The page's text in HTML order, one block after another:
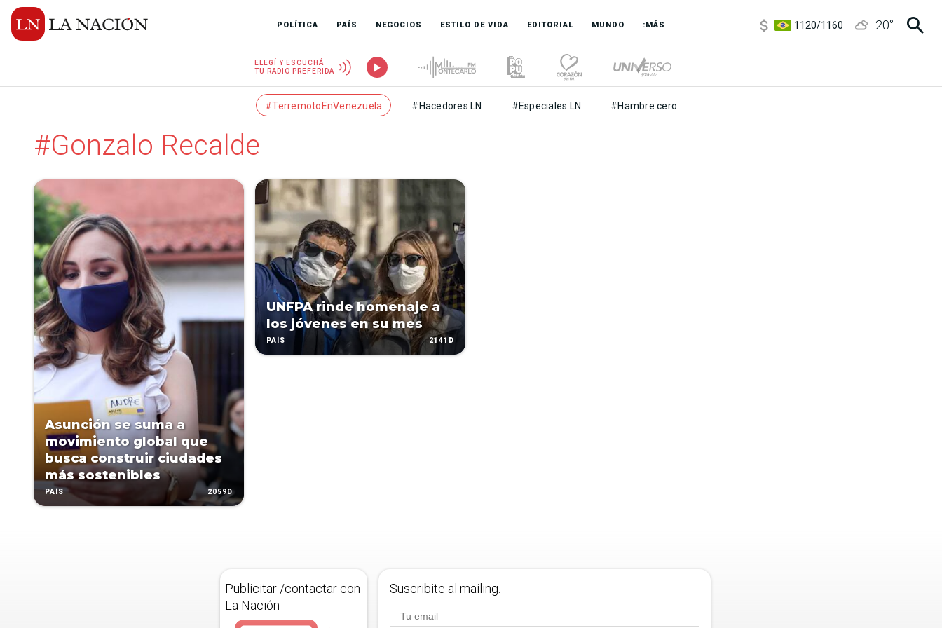
POLÍTICA PAÍS NEGOCIOS ESTILO DE VIDA EDITORIAL MUNDO :MÁS
1120/1160
20°
ELEGÍ Y ESCUCHÁ
TU RADIO PREFERIDA
#TerremotoEnVenezuela #Hacedores LN #Especiales LN #Hambre cero
#Gonzalo Recalde
Asunción se suma a
movimiento global que
busca construir ciudades
más sostenibles
PAÍS 2059D
UNFPA rinde homenaje a
los jóvenes en su mes
PAÍS 2141D
Publicitar /contactar con
La Nación
Suscribite al mailing.